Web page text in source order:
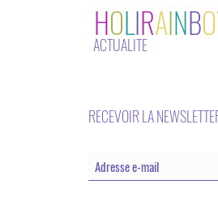
HOLIRAINBO
ACTUALITE
RECEVOIR LA